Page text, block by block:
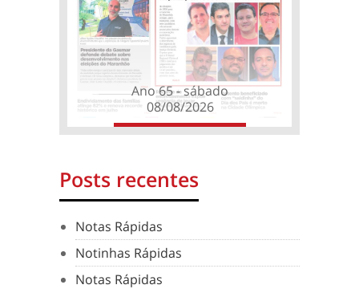
Ano 65 - sábado
08/08/2026
Posts recentes
Notas Rápidas
Notinhas Rápidas
Notas Rápidas